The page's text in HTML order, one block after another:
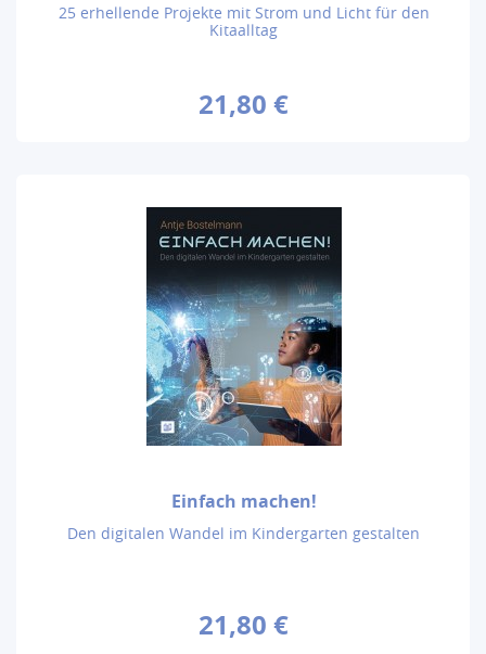
25 erhellende Projekte mit Strom und Licht für den
Kitaalltag
21,80 €
Einfach machen!
Den digitalen Wandel im Kindergarten gestalten
21,80 €